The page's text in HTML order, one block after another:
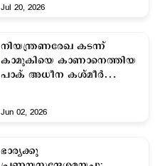
Jul 20, 2026
നിയന്ത്രണരേഖ കടന്ന്
കാമുകിയെ കാണാനെത്തിയ
പാക് അധീന കശ്മീർ
Jun 02, 2026
ഭാര്യക്കു